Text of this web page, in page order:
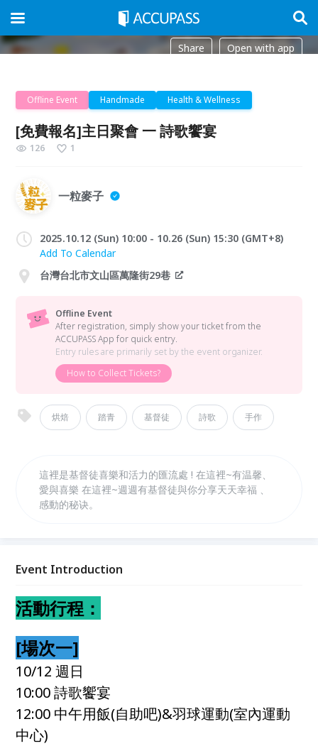
Share Open with app
Offline Event Handmade Health & Wellness
[免費報名]主日聚會 一 詩歌饗宴
126 1
一粒麥子
2025.10.12 (Sun) 10:00 - 10.26 (Sun) 15:30 (GMT+8)
Add To Calendar
台灣台北市文山區萬隆街29巷
Offline Event
After registration, simply show your ticket from the
ACCUPASS App for quick entry.
Entry rules are primarily set by the event organizer.
How to Collect Tickets?
烘焙 踏青 基督徒 詩歌 手作
這裡是基督徒喜樂和活力的匯流處 ! 在這裡~有温馨、
愛與喜樂 在這裡~週週有基督徒與你分享天天幸福 、
感動的秘诀。
Event Introduction
活動行程：
[場次一]
10/12 週日
10:00 詩歌饗宴
12:00 中午用飯(自助吧)&羽球運動(室內運動
中心)